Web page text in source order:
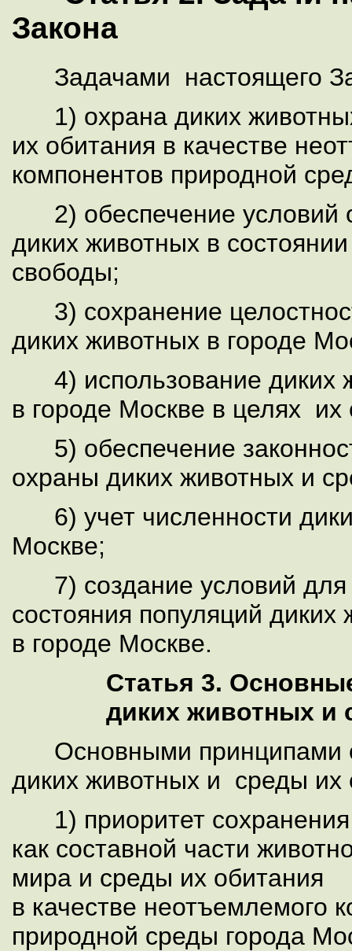
Закона
Задачами настоящего
1) охрана диких
их обитания в качестве
компонентов природной
2) обеспечение условий
диких животных в
свободы;
3) сохранение
диких животных в городе
4) использование диких
в городе Москве в целях их
5) обеспечение
охраны диких животных и
6) учет численности
Москве;
7) создание условий
состояния популяций
в городе Москве.
Статья 3.
диких животных и
Основными принципами
диких животных и среды их
1) приоритет
как составной части
мира и среды их обитания
в качестве неотъемлемого
природной среды города